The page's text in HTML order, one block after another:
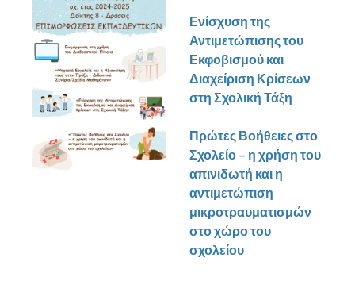
Ενίσχυση της
Αντιμετώπισης του
Εκφοβισμού και
Διαχείριση Κρίσεων
στη Σχολική Τάξη
Πρώτες Βοήθειες στο
Σχολείο – η χρήση του
απινιδωτή και η
αντιμετώπιση
μικροτραυματισμών
στο χώρο του
σχολείου